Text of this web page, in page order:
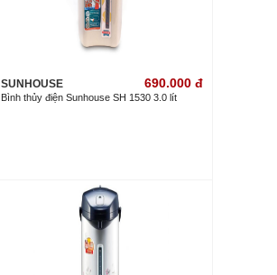
SUNHOUSE 690.000 đ
Bình thủy điện Sunhouse SH 1530 3.0 lít